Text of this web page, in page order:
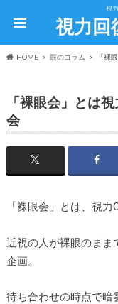
視
視力回
HOME 眼のコラム 「裸
「裸眼会」とは
会
「裸眼会」とは、視
近視の人が裸眼のまま
企画。
待ち合わせの時点で暗